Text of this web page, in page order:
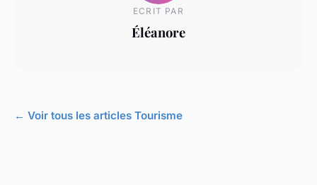
ECRIT PAR
Éléanore
← Voir tous les articles Tourisme